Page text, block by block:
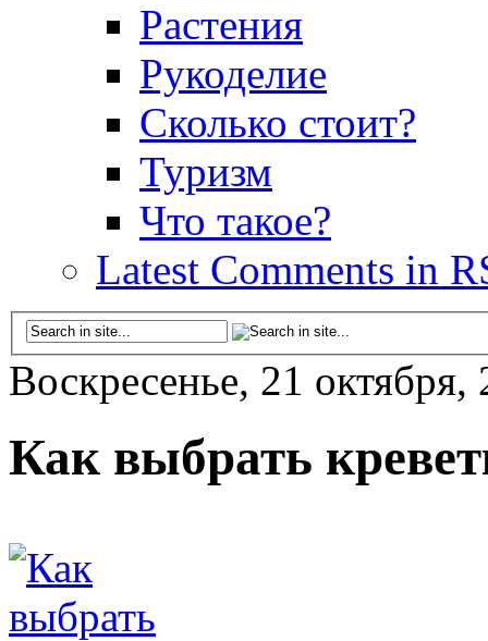
Растения
Рукоделие
Сколько стоит?
Туризм
Что такое?
Latest Comments in
Воскресенье, 21 октября,
Как выбрать